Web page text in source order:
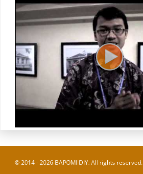
© 2014 - 2026 BAPOMI DIY. All rights reserved.